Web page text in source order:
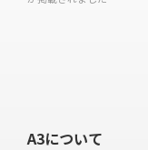
A3について